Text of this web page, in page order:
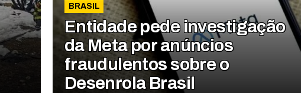
BRASIL
Entidade pede investigação
da Meta por anúncios
fraudulentos sobre o
Desenrola Brasil